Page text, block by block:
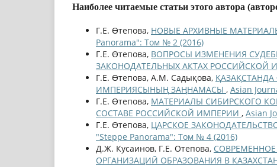
Наиболее читаемые статьи этого автора
Г.Е. Өтепова, НОВЫЕ АРХИВНЫЕ
Panorama": Том № 2 (2016)
Г.Е. Өтепова, ВОПРОСЫ ИЗМЕНЕНИЯ
ЗАКОНОДАТЕЛЬНЫХ АКТАХ РОССИЙСКОЙ
Г.Е. Өтепова, А.М. Садықова, ҚАЗАҚСТАНДА
ИМПЕРИЯСЫНЫҢ ЗАҢНАМАСЫ , Asian
Г.Е. Өтепова, МАТЕРИАЛЫ СИБИРСКОГО
СОСТАВЕ РОССИЙСКОЙ ИМПЕРИИ , Asian
Г.Е. Өтепова, ЦАРСКОЕ
"Steppe Panorama": Том № 4 (2016)
Д.Ж. Кусаинов, Г.Е. Отепова,
ОРГАНИЗАЦИЙ ОБРАЗОВАНИЯ В